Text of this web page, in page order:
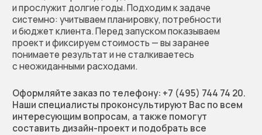
Оставьте заявку
на бесплатный расчёт
стоимости вашей мебели.
Мы перезвоним, обсудим
решение и зафиксируем
предварительную
стоимость работы